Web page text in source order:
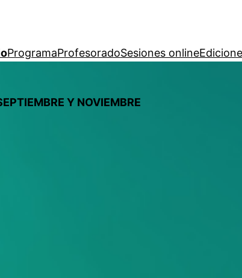
ProgramaProfesoradoSesiones online
Y NOVIEMBRE